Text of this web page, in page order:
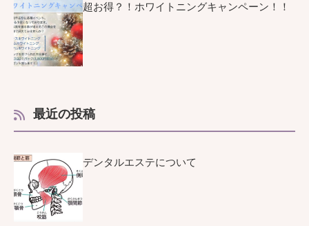
超お得？！ホワイトニングキャンペーン！！
最近の投稿
デンタルエステについて